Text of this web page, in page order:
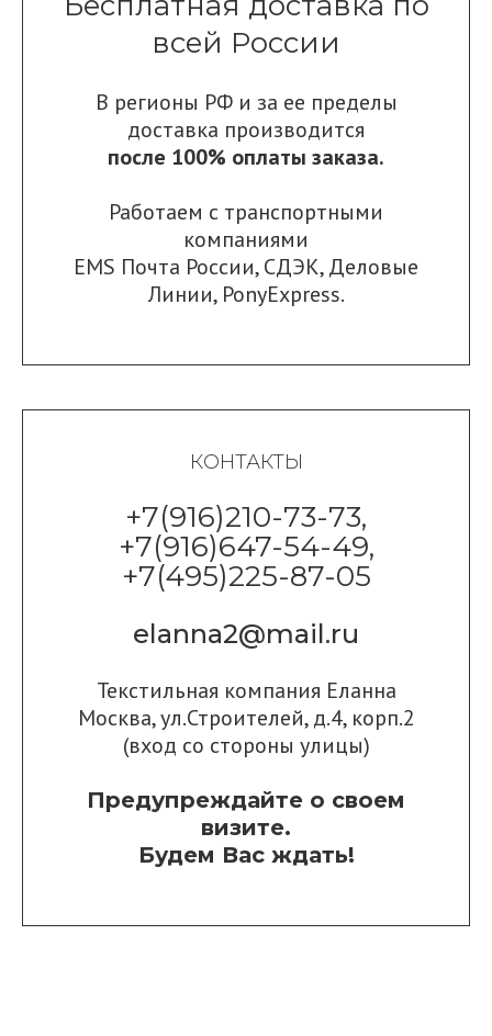
всей России
В регионы РФ и за ее пределы
доставка производится
после 100% оплаты заказа.
Работаем с транспортными
компаниями
EMS Почта России,СДЭК,Деловые
Линии, PonyExpress.
КОНТАКТЫ
+7(916)210-73-73,
+7(916)647-54-49,
+7(495)225-87-05
elanna2@mail.ru
Текстильная компания Еланна
Москва, ул.Строителей, д.4, корп.2
(вход со стороны улицы)
Предупреждайте о своем
визите.
Будем Вас ждать!